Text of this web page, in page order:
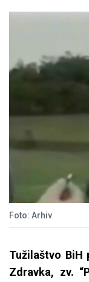
Foto: Arhiv
Tužilaštvo
Zdravka, zv.